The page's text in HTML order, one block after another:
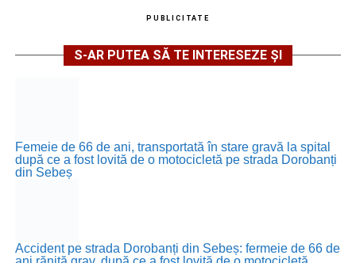
PUBLICITATE
S-AR PUTEA SĂ TE INTERESEZE ȘI
Femeie de 66 de ani, transportată în stare gravă la spital
după ce a fost lovită de o motocicletă pe strada Dorobanți
din Sebeș
Accident pe strada Dorobanți din Sebeș: fermeie de 66 de